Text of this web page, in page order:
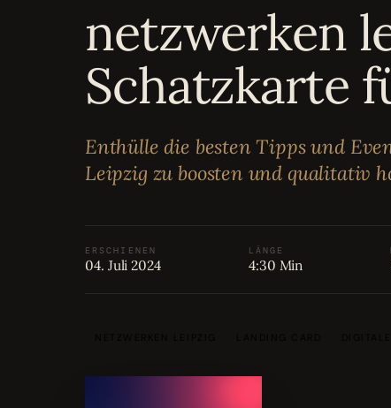
Bewertungen
Karriere
Partnerprogramm
netzwerken
Schatzkarte
Enthülle die besten Tipps und
Leipzig zu boosten und qualitativ
ERSCHIENEN
04. Juli 2024
LÄNGE
4:30 Min